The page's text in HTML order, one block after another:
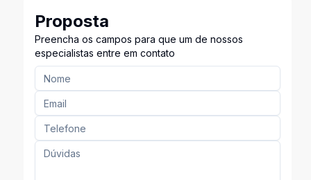
Proposta
Preencha os campos para que um de nossos
especialistas entre em contato